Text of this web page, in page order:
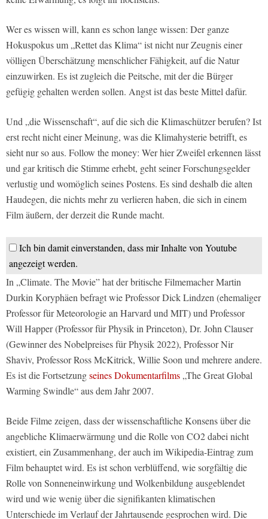
Wer es wissen will, kann es schon lange wissen: Der ganze
Hokuspokus um „Rettet das Klima“ ist nicht nur Zeugnis einer
völligen Überschätzung menschlicher Fähigkeit, auf die Natur
einzuwirken. Es ist zugleich die Peitsche, mit der die Bürger
gefügig gehalten werden sollen. Angst ist das beste Mittel dafür.
Und „die Wissenschaft“, auf die sich die Klimaschützer berufen? Ist
erst recht nicht einer Meinung, was die Klimahysterie betrifft, es
sieht nur so aus. Follow the money: Wer hier Zweifel erkennen lässt
und gar kritisch die Stimme erhebt, geht seiner Forschungsgelder
verlustig und womöglich seines Postens. Es sind deshalb die alten
Haudegen, die nichts mehr zu verlieren haben, die sich in einem
Film äußern, der derzeit die Runde macht.
Ich bin damit einverstanden, dass mir Inhalte von Youtube
angezeigt werden.
In „Climate. The Movie” hat der britische Filmemacher Martin
Durkin Koryphäen befragt wie Professor Dick Lindzen (ehemaliger
Professor für Meteorologie an Harvard und MIT) und Professor
Will Happer (Professor für Physik in Princeton), Dr. John Clauser
(Gewinner des Nobelpreises für Physik 2022), Professor Nir
Shaviv, Professor Ross McKitrick, Willie Soon und mehrere andere.
Es ist die Fortsetzungseines Dokumentarfilms„The Great Global
Warming Swindle“ aus dem Jahr 2007.
Beide Filme zeigen, dass der wissenschaftliche Konsens über die
angebliche Klimaerwärmung und die Rolle von CO2 dabei nicht
existiert, ein Zusammenhang, der auch im Wikipedia-Eintrag zum
Film behauptet wird. Es ist schon verblüffend, wie sorgfältig die
Rolle von Sonneneinwirkung und Wolkenbildung ausgeblendet
wird und wie wenig über die signifikanten klimatischen
Unterschiede im Verlauf der Jahrtausende gesprochen wird. Die